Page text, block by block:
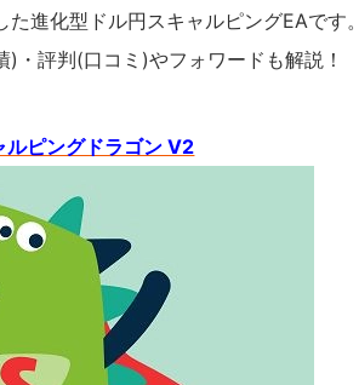
進化型ドル円スキャルピングEAです
・評判(口コミ)やフォワードも解説！
ルピングドラゴン V2